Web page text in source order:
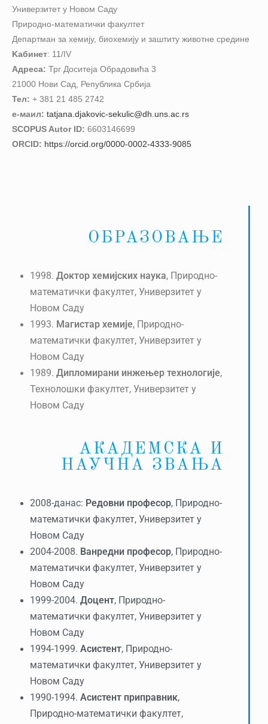
Универзитет у Новом Саду
Природно-математички факултет
Департман за хемију, биохемију и заштиту животне средине
Kабинет: 11/IV
Адреса: Трг Доситеја Обрадовића 3
21000 Нови Сад, Република Србија
Тел: + 381 21 485 2742
е-маил: tatjana.djakovic-sekulic@dh.uns.ac.rs
SCOPUS Autor ID: 6603146699
ORCID: https://orcid.org/0000-0002-4333-9085
ОБРАЗОВАЊЕ
1998. Доктор хемијских наука, Природно-
математички факултет, Универзитет у
Новом Саду
1993. Магистар хемије, Природно-
математички факултет, Универзитет у
Новом Саду
1989. Дипломирани инжењер технологије,
Технолошки факултет, Универзитет у
Новом Саду
АКАДЕМСКА И
НАУЧНА ЗВАЊА
2008-данас: Редовни професор, Природно-
математички факултет, Универзитет у
Новом Саду
2004-2008. Ванредни професор, Природно-
математички факултет, Универзитет у
Новом Саду
1999-2004. Доцент, Природно-
математички факултет, Универзитет у
Новом Саду
1994-1999. Асистент, Природно-
математички факултет, Универзитет у
Новом Саду
1990-1994. Асистент приправник,
Природно-математички факултет,